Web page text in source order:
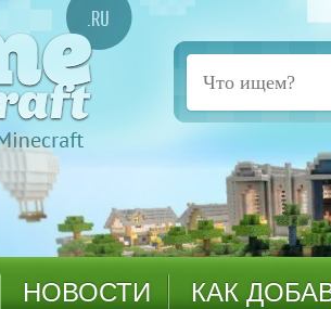
НОВОСТИ КАК